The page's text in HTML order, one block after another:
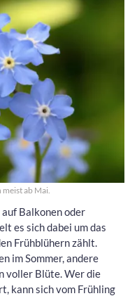
ab Mai.
Balkonen oder
es sich dabei um das
Frühblühern zählt.
im Sommer, andere
voller Blüte. Wer die
kann sich vom Frühling